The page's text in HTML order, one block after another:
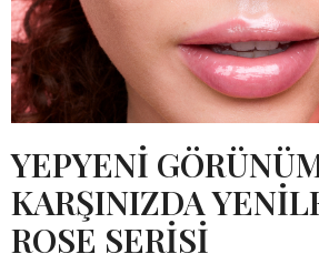
YEPYENİ
KARŞINIZDA
ROSE SERİSİ